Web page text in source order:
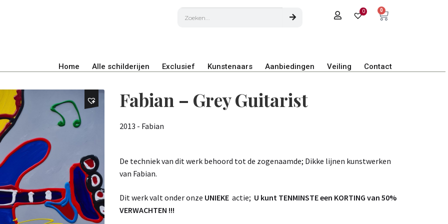
0 0
Home Alle schilderijen Exclusief Kunstenaars Aanbiedingen Veiling Contact
Fabian – Grey Guitarist
2013 - Fabian
De techniek van dit werk behoord tot de zogenaamde; Dikke lijnen kunstwerken
van Fabian.
Dit werk valt onder onze UNIEKEactie; U kunt TENMINSTE een KORTING van 50%
VERWACHTEN !!!